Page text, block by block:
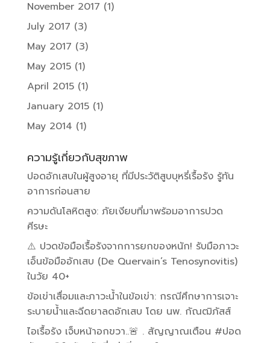
November 2017 (1)
July 2017 (3)
May 2017 (3)
May 2015(1)
April 2015(1)
January 2015(1)
May 2014 (1)
ความรู้เกี่ยวกับสุขภาพ
ปอดอักเสบในผู้สูงอายุ ที่มีประวัติสูบบุหรี่เรื้อรัง รู้ทัน
อาการก่อนสาย
ความดันโลหิตสูง: ภัยเงียบที่มาพร้อมอาการปวด
ศีรษะ
⚠️ ปวดข้อมือเรื้อรังจากการยกของหนัก! รับมือภาวะ
เอ็นข้อมืออักเสบ (De Quervain’s Tenosynovitis)
ในวัย 40+
ข้อเข่าเสื่อมและภาวะน้ำในข้อเข่า: กรณีศึกษาการเจาะ
ระบายน้ำและฉีดยาลดอักเสบ โดย นพ. กัณฒิภัสส์
ไอเรื้อรัง เจ็บหน้าอกขวา..🚨 . สัญญาณเตือน #ปอด